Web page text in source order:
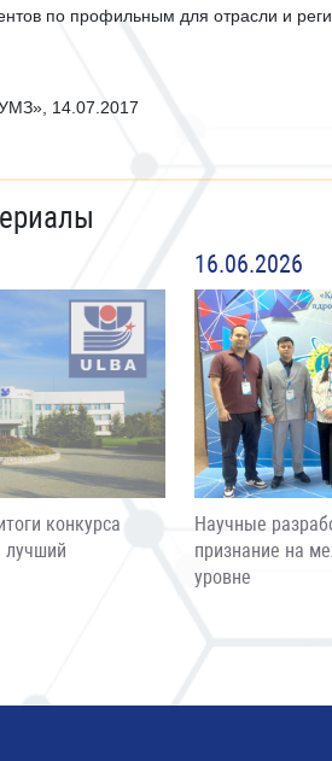
по профильным для отрасли и
14.07.2017
конкурса
лучший
16.06.2026
Научные
признание на
уровне